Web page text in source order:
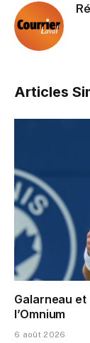
Articles
Galarneau
l’Omnium
6 août 2026